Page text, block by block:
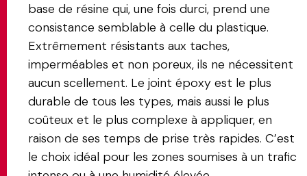
base de résine qui, une fois durci, prend une
consistance semblable à celle du plastique.
Extrêmement résistants aux taches,
imperméables et non poreux, ils ne nécessitent
aucun scellement. Le joint époxy est le plus
durable de tous les types, mais aussi le plus
coûteux et le plus complexe à appliquer, en
raison de ses temps de prise très rapides. C’est
le choix idéal pour les zones soumises à un trafic